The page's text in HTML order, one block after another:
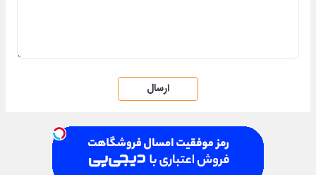
ارسال